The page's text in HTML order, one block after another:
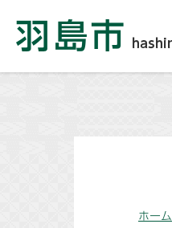
ホーム